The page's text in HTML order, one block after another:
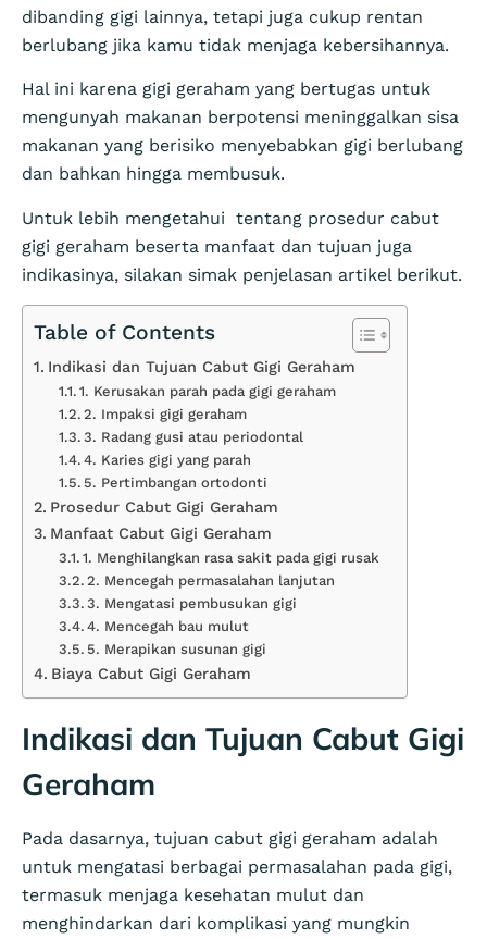
dibanding gigi lainnya, tetapi juga cukup rentan
berlubang jika kamu tidak menjaga kebersihannya.
Hal ini karena gigi geraham yang bertugas untuk
mengunyah makanan berpotensi meninggalkan sisa
makanan yang berisiko menyebabkan gigi berlubang
dan bahkan hingga membusuk.
Untuk lebih mengetahui tentang prosedur cabut
gigi geraham beserta manfaat dan tujuan juga
indikasinya, silakan simak penjelasan artikel berikut.
Table of Contents
Indikasi dan Tujuan Cabut Gigi Geraham
1. Kerusakan parah pada gigi geraham
2. Impaksi gigi geraham
3. Radang gusi atau periodontal
4. Karies gigi yang parah
5. Pertimbangan ortodonti
Prosedur Cabut Gigi Geraham
Manfaat Cabut Gigi Geraham
1. Menghilangkan rasa sakit pada gigi rusak
2. Mencegah permasalahan lanjutan
3. Mengatasi pembusukan gigi
4. Mencegah bau mulut
5. Merapikan susunan gigi
Biaya Cabut Gigi Geraham
Indikasi dan Tujuan Cabut Gigi
Geraham
Pada dasarnya, tujuan cabut gigi geraham adalah
untuk mengatasi berbagai permasalahan pada gigi,
termasuk menjaga kesehatan mulut dan
menghindarkan dari komplikasi yang mungkin